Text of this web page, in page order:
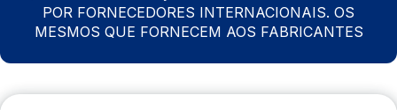
POR FORNECEDORES INTERNACIONAIS. OS
MESMOS QUE FORNECEM AOS FABRICANTES